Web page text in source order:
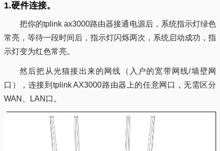
1.硬件连接。
把你的tplink ax3000路由器接通电源后，系统指示灯绿色
常亮，等待一段时间后，指示灯闪烁两次，系统启动成功，指
示灯变为红色常亮。
然后把从光猫接出来的网线（入户的宽带网线/墙壁网
口），连接到tplink AX3000路由器上的任意网口，无需区分
WAN、LAN口。